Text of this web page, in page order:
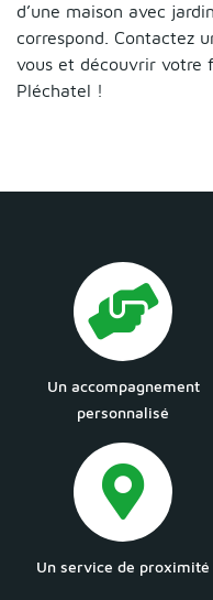
d’une maison avec
correspond. Contactez
vous et découvrir votre
Pléchatel !
Un accompagnement
personnalisé
Un service de proximité